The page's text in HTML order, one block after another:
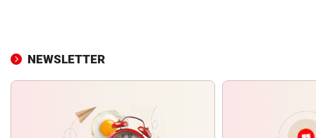
NEWSLETTER